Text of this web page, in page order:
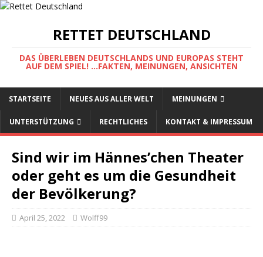
RETTET DEUTSCHLAND
DAS ÜBERLEBEN DEUTSCHLANDS UND EUROPAS STEHT
AUF DEM SPIEL! ...FAKTEN, MEINUNGEN, ANSICHTEN
STARTSEITE NEUES AUS ALLER WELT MEINUNGEN
UNTERSTÜTZUNG RECHTLICHES KONTAKT & IMPRESSUM
Sind wir im Hännes’chen Theater
oder geht es um die Gesundheit
der Bevölkerung?
April 25, 2022 Wolff99